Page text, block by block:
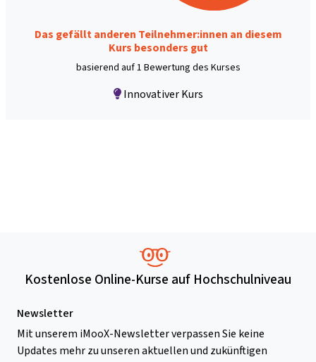
Das gefällt anderen Teilnehmer:innen an diesem
Kurs besonders gut
basierend auf 1 Bewertung des Kurses
Innovativer Kurs
Kostenlose Online-Kurse auf Hochschulniveau
Newsletter
Mit unserem iMooX-Newsletter verpassen Sie keine
Updates mehr zu unseren aktuellen und zukünftigen